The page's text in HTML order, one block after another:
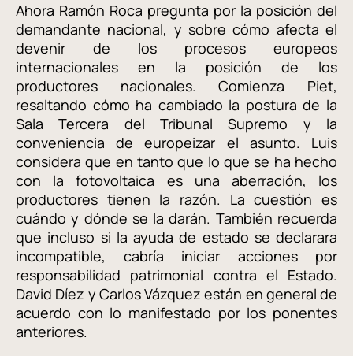
Ahora Ramón Roca pregunta por la posición del
demandante nacional, y sobre cómo afecta el
devenir de los procesos europeos
internacionales en la posición de los
productores nacionales. Comienza Piet,
resaltando cómo ha cambiado la postura de la
Sala Tercera del Tribunal Supremo y la
conveniencia de europeizar el asunto. Luis
considera que en tanto que lo que se ha hecho
con la fotovoltaica es una aberración, los
productores tienen la razón. La cuestión es
cuándo y dónde se la darán. También recuerda
que incluso si la ayuda de estado se declarara
incompatible, cabría iniciar acciones por
responsabilidad patrimonial contra el Estado.
David Díez y Carlos Vázquez están en general de
acuerdo con lo manifestado por los ponentes
anteriores.